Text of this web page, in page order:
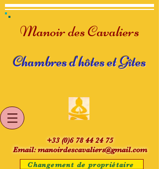
Manoir des Cavaliers
Chambres d'hôtes et Gîtes
+33 (0)6 78 44 24 75
Email:manoirdescavaliers@gmail.com
Changement de propriétaire